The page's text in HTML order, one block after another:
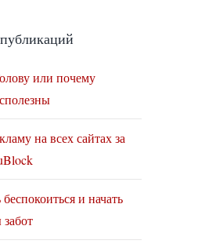
или почему
на всех сайтах за
и начать